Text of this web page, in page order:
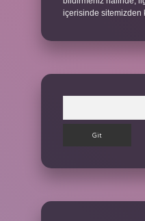
içerisinde sitemizden